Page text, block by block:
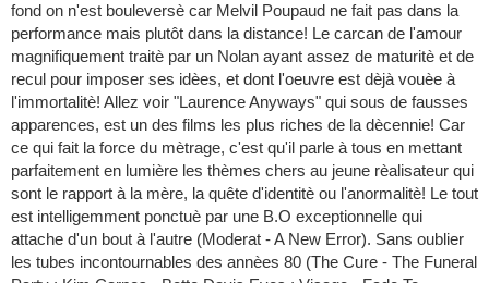
fond on n'est bouleversè car Melvil Poupaud ne fait pas dans la
performance mais plutôt dans la distance! Le carcan de l'amour
magnifiquement traitè par un Nolan ayant assez de maturitè et de
recul pour imposer ses idèes, et dont l'oeuvre est dèjà vouèe à
l'immortalitè! Allez voir "Laurence Anyways" qui sous de fausses
apparences, est un des films les plus riches de la dècennie! Car
ce qui fait la force du mètrage, c'est qu'il parle à tous en mettant
parfaitement en lumière les thèmes chers au jeune rèalisateur qui
sont le rapport à la mère, la quête d'identitè ou l'anormalitè! Le tout
est intelligemment ponctuè par une B.O exceptionnelle qui
attache d'un bout à l'autre (Moderat - A New Error). Sans oublier
les tubes incontournables des annèes 80 (The Cure - The Funeral